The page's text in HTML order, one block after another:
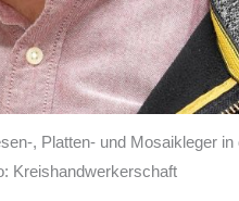
, Platten- und Mosaikleger
Kreishandwerkerschaft